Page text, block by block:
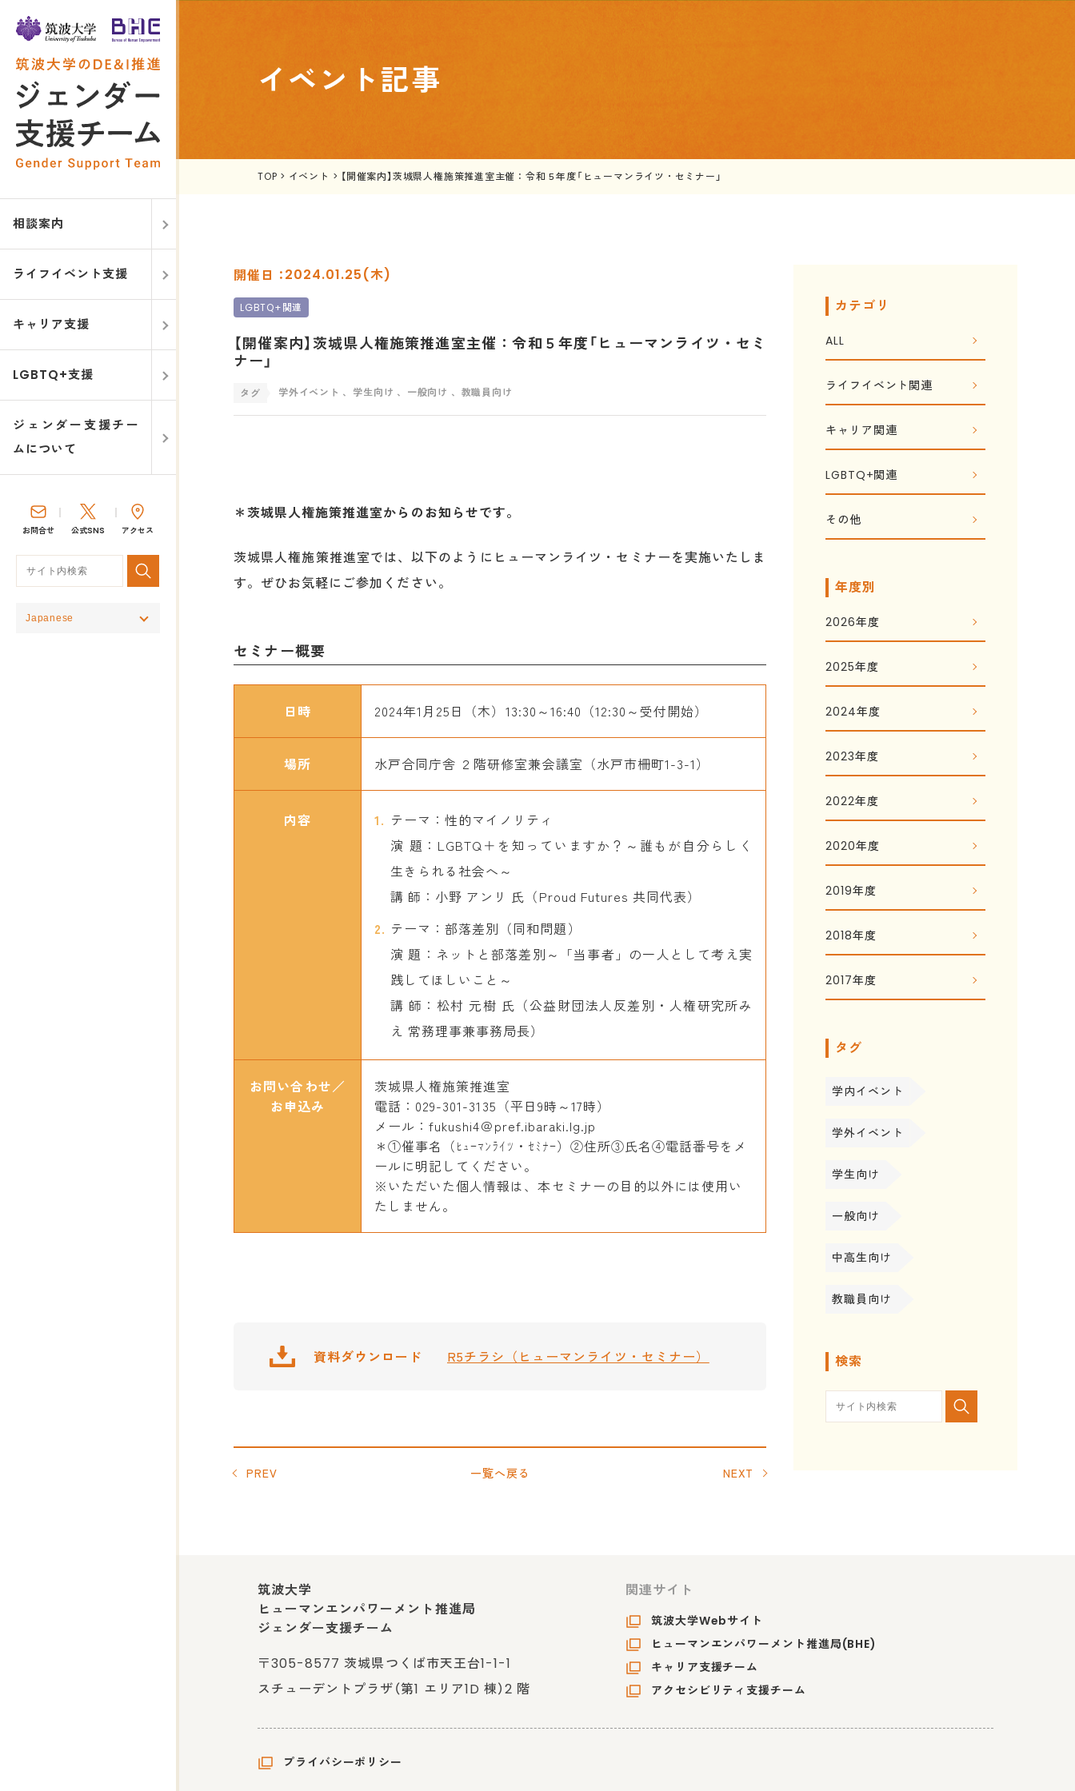
相談案内
ライフイベント支援
キャリア支援
LGBTQ+支援
ジェンダー支援チー
ムについて
お問合せ 公式SNS アクセス
イベント記事
TOP > イベント > 【開催案内】茨城県人権施策推進室主催：令和５年度「ヒューマンライツ・セミナー」
2024.01.25(木)
LGBTQ+関連
【開催案内】茨城県人権施策推進室主催：令和５年度「ヒューマンライツ・セミ
ナー」
学外イベント 、学生向け 、一般向け 、教職員向け
＊茨城県人権施策推進室からのお知らせです。
茨城県人権施策推進室では、以下のようにヒューマンライツ・セミナーを実施いたしま
す。ぜひお気軽にご参加ください。
セミナー概要
日時 2024年1月25日（木）13:30～16:40（12:30～受付開始）
場所 水戸合同庁舎 ２階研修室兼会議室（水戸市柵町1-3-1）
内容
テーマ：性的マイノリティ
演 題：LGBTQ＋を知っていますか？～誰もが自分らしく
生きられる社会へ～
講 師：小野 アンリ 氏（Proud Futures 共同代表）
テーマ：部落差別（同和問題）
演 題：ネットと部落差別～「当事者」の一人として考え実
践してほしいこと～
講 師：松村 元樹 氏（公益財団法人反差別・人権研究所み
え 常務理事兼事務局長）
お問い合わせ／
お申込み
茨城県人権施策推進室
電話：029-301-3135（平日9時～17時）
メール：fukushi4＠pref.ibaraki.lg.jp
＊①催事名（ﾋｭｰﾏﾝﾗｲﾂ・ｾﾐﾅｰ）②住所③氏名④電話番号をメ
ールに明記してください。
※いただいた個人情報は、本セミナーの目的以外には使用い
たしません。
資料ダウンロード R5チラシ（ヒューマンライツ・セミナー）
PREV 一覧へ戻る NEXT
カテゴリ
ALL
ライフイベント関連
キャリア関連
LGBTQ+関連
その他
年度別
2026年度
2025年度
2024年度
2023年度
2022年度
2020年度
2019年度
2018年度
2017年度
タグ
学内イベント
学外イベント
学生向け
一般向け
中高生向け
教職員向け
検索
筑波大学
ヒューマンエンパワーメント推進局
ジェンダー支援チーム
〒305-8577 茨城県つくば市天王台1-1-1
スチューデントプラザ（第1 エリア1D 棟）2 階
関連サイト
筑波大学Webサイト
ヒューマンエンパワーメント推進局(BHE)
キャリア支援チーム
アクセシビリティ支援チーム
プライバシーポリシー